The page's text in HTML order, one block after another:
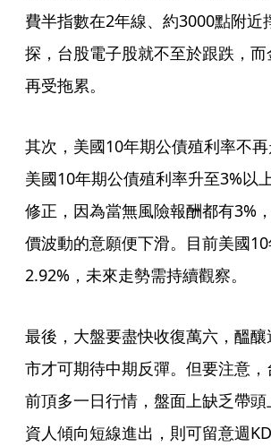
費半指數在2年線、約3000點附近
探，台股電子股就不至於跟跌，
再受拖累。
其次，美國10年期公債殖利率不再
美國10年期公債殖利率升至3%以
修正，因為當無風險報酬都有3%
價波動的意願便下滑。目前美國
2.92%，未來走勢需持續觀察。
最後，大盤要盡快收復萬六，醞釀
市才可期待中期反彈。但要注意
前頂多一日行情，盤面上缺乏帶
資人傾向短線進出，則可留意週